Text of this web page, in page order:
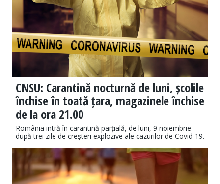
CNSU: Carantină nocturnă de luni, școlile
închise în toată țara, magazinele închise
de la ora 21.00
România intră în carantină parțială, de luni, 9 noiembrie
după trei zile de creșteri explozive ale cazurilor de Covid-19.